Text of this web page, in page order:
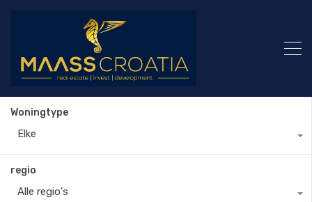
Woningtype
Elke
regio
Alle regio's